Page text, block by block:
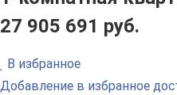
27 905 691 руб.
В избранное
Добавление в избранное